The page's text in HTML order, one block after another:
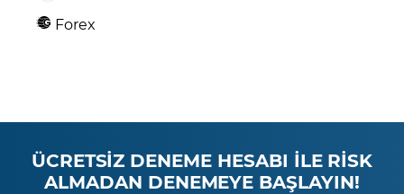
Forex
ÜCRETSİZ DENEME HESABI İLE RİSK
ALMADAN DENEMEYE BAŞLAYIN!